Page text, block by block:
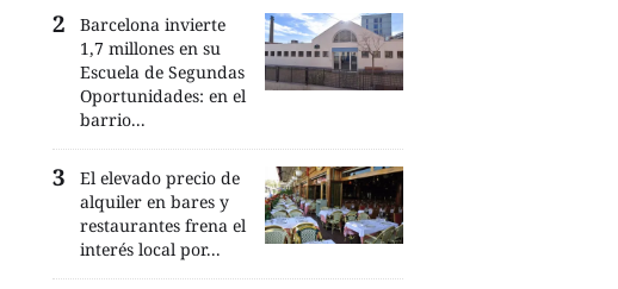
Barcelona invierte
1,7 millones en su
Escuela de Segundas
Oportunidades: en el
barrio...
El elevado precio de
alquiler en bares y
restaurantes frena el
interés local por...